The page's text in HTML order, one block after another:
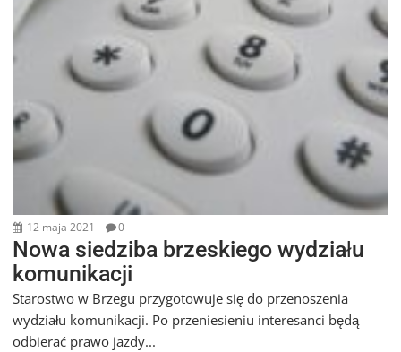
12 maja 2021 0
Nowa siedziba brzeskiego wydziału
komunikacji
Starostwo w Brzegu przygotowuje się do przenoszenia
wydziału komunikacji. Po przeniesieniu interesanci będą
odbierać prawo jazdy...